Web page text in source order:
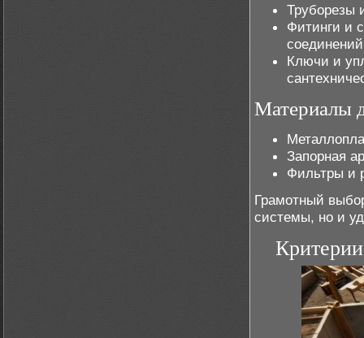
Труборезы
Фитинги и
соединений
Ключи и
Материалы
Запорная
Фильтры и
Грамотный
системы, но и